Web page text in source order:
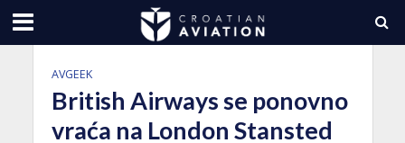
AVGEEK
British Airways se ponovno
vraća na London Stansted